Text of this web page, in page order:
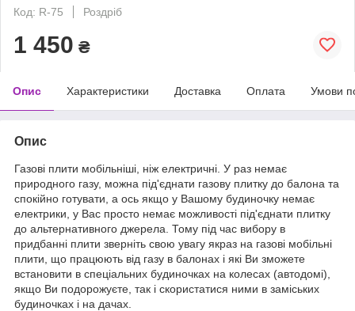
Код: R-75
Роздріб
1 450 ₴
Опис Характеристики Доставка Оплата Умови
Опис
Газові плити мобільніші, ніж електричні. У раз немає
природного газу, можна під'єднати газову плитку до балона та
спокійно готувати, а ось якщо у Вашому будиночку немає
електрики, у Вас просто немає можливості під'єднати плитку
до альтернативного джерела. Тому під час вибору в
придбанні плити зверніть свою увагу якраз на газові мобільні
плити, що працюють від газу в балонах і які Ви зможете
встановити в спеціальних будиночках на колесах (автодомі),
якщо Ви подорожуєте, так і скористатися ними в заміських
будиночках і на дачах.